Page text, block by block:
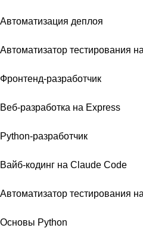
Автоматизация деплоя
Автоматизатор тестирования
Фронтенд-разработчик
Веб-разработка на Express
Python-разработчик
Вайб-кодинг на Claude Code
Автоматизатор тестирования
Основы Python